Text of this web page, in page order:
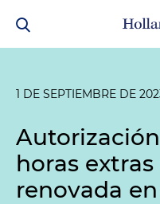
1 DE SEPTIEMBRE DE
horas
renovada